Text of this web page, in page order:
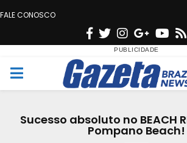
FALE CONOSCO
F
c
e
o
T
w
i
t
e
n
s
t
g
G
o
o
g
e
Y
u
t
b
M
Sucesso absoluto no BEACH
Pompano Beach!